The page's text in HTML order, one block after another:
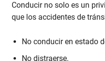
Conducir no solo es un
que los accidentes de
No conducir en estado
No distraerse.